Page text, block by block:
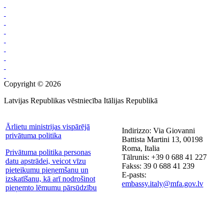
Copyright © 2026
Latvijas Republikas vēstniecība Itālijas Republikā
Ārlietu ministrijas vispārējā
privātuma politika
Privātuma politika personas
datu apstrādei, veicot vīzu
pieteikumu pieņemšanu un
izskatīšanu, kā arī nodrošinot
pieņemto lēmumu pārsūdzību
Indirizzo: Via Giovanni
Battista Martini 13, 00198
Roma, Italia
Tālrunis: +39 0 688 41 227
Fakss: 39 0 688 41 239
E-pasts:
embassy.italy@mfa.gov.lv